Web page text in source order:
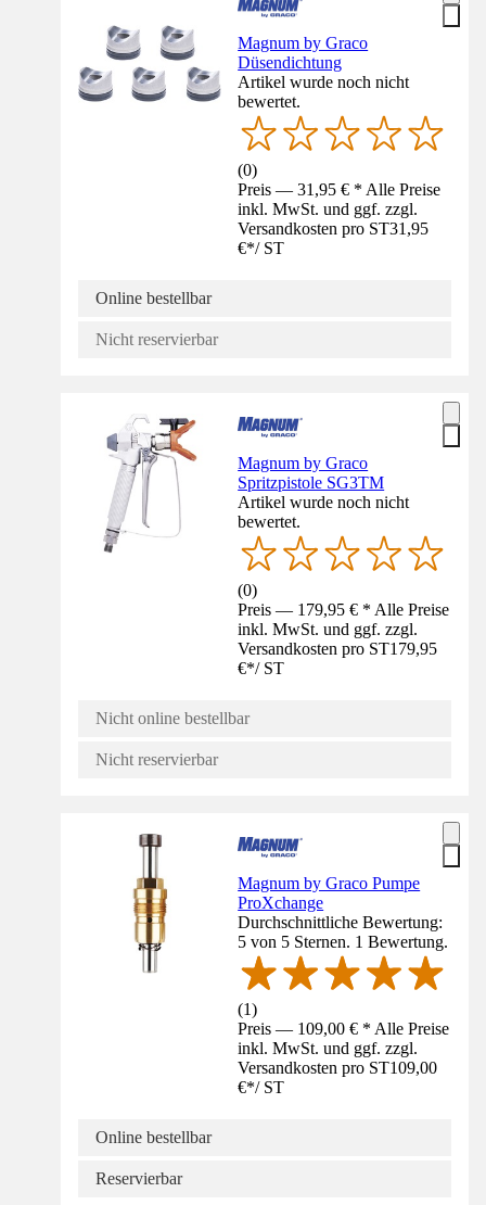
Magnum by Graco
Düsendichtung
Artikel wurde noch nicht
bewertet.
(0)
Preis — 31,95 € * Alle Preise
inkl. MwSt. und ggf. zzgl.
Versandkosten pro ST31,95
€*/ ST
Online bestellbar
Nicht reservierbar
Magnum by Graco
Spritzpistole SG3TM
Artikel wurde noch nicht
bewertet.
(0)
Preis — 179,95 € * Alle Preise
inkl. MwSt. und ggf. zzgl.
Versandkosten pro ST179,95
€*/ ST
Nicht online bestellbar
Nicht reservierbar
Magnum by Graco Pumpe
ProXchange
Durchschnittliche Bewertung:
5 von 5 Sternen. 1 Bewertung.
(1)
Preis — 109,00 € * Alle Preise
inkl. MwSt. und ggf. zzgl.
Versandkosten pro ST109,00
€*/ ST
Online bestellbar
Reservierbar